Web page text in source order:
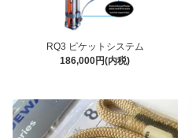
RQ3 ピケットシステム
186,000円(内税)